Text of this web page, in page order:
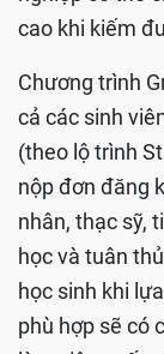
cao khi kiếm
Chương trình
cả các sinh
(theo lộ trình
nộp đơn đăng
nhân, thạc sỹ,
học và tuân
học sinh khi
phù hợp sẽ có